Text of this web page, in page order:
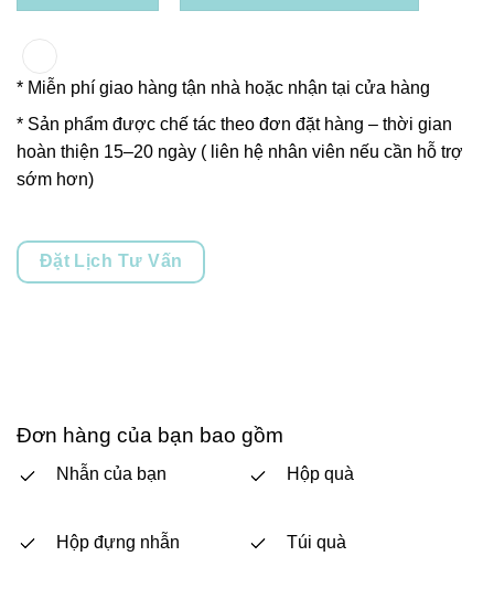
* Miễn phí giao hàng tận nhà hoặc nhận tại cửa hàng
* Sản phẩm được chế tác theo đơn đặt hàng – thời gian
hoàn thiện 15–20 ngày ( liên hệ nhân viên nếu cần hỗ trợ
sớm hơn)
Đặt Lịch Tư Vấn
Đơn hàng của bạn bao gồm
Nhẫn của bạn
Hộp đựng nhẫn
Hộp quà
Túi quà